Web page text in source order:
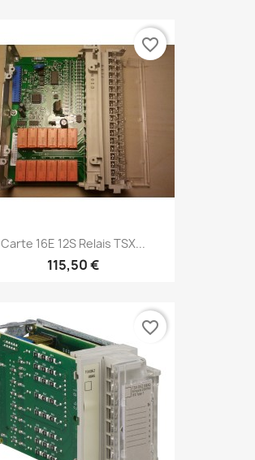
Carte 16E 12S Relais TSX...
115,50 €
favorite_border
favorite_border